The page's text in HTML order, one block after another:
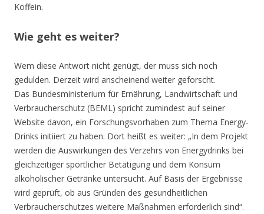
Koffein.
Wie geht es weiter?
Wem diese Antwort nicht genügt, der muss sich noch
gedulden. Derzeit wird anscheinend weiter geforscht.
Das Bundesministerium für Ernährung, Landwirtschaft und
Verbraucherschutz (BEML) spricht zumindest auf seiner
Website davon, ein Forschungsvorhaben zum Thema Energy-
Drinks initiiert zu haben. Dort heißt es weiter: „In dem Projekt
werden die Auswirkungen des Verzehrs von Energydrinks bei
gleichzeitiger sportlicher Betätigung und dem Konsum
alkoholischer Getränke untersucht. Auf Basis der Ergebnisse
wird geprüft, ob aus Gründen des gesundheitlichen
Verbraucherschutzes weitere Maßnahmen erforderlich sind“.